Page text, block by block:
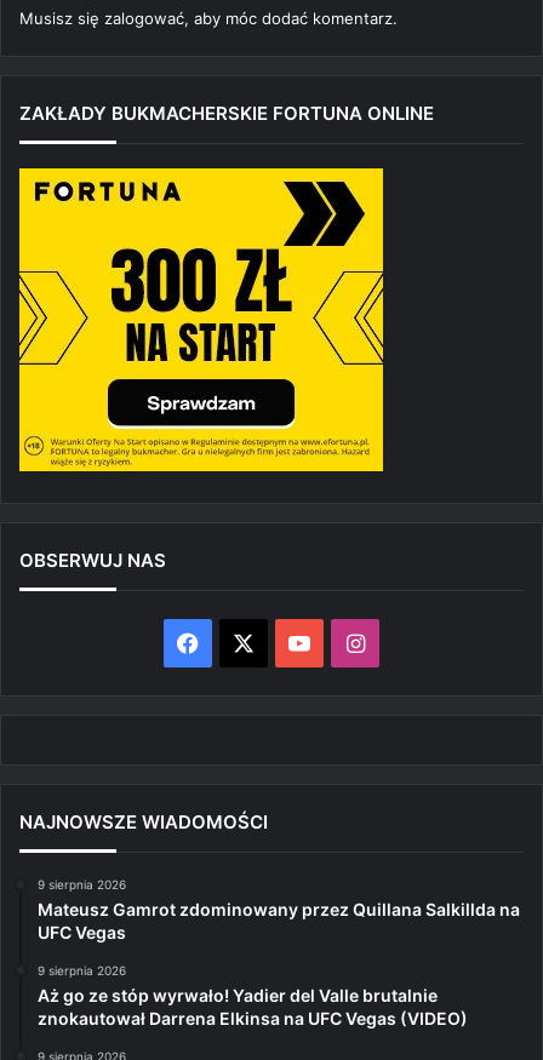
Musisz się zalogować, aby móc dodać komentarz.
ZAKŁADY BUKMACHERSKIE FORTUNA ONLINE
OBSERWUJ NAS
Facebook YouTubeInstagram
NAJNOWSZE WIADOMOŚCI
9 sierpnia 2026
Mateusz Gamrot zdominowany przez Quillana Salkillda na
UFC Vegas
9 sierpnia 2026
Aż go ze stóp wyrwało! Yadier del Valle brutalnie
znokautował Darrena Elkinsa na UFC Vegas (VIDEO)
9 sierpnia 2026